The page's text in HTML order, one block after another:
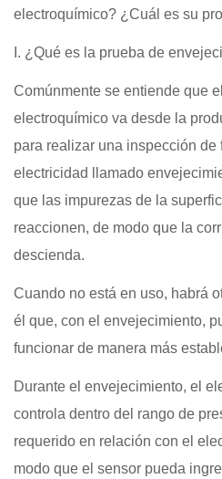
electroquímico? ¿Cuál es su
I. ¿Qué es la prueba de
Comúnmente se entiende que
electroquímico va desde la
para realizar una inspección
electricidad llamado
que las impurezas de la
reaccionen, de modo que la
descienda.
Cuando no está en uso, habrá
él que, con el envejecimiento,
funcionar de manera más
Durante el envejecimiento, el
controla dentro del rango de
requerido en relación con el
modo que el sensor pueda